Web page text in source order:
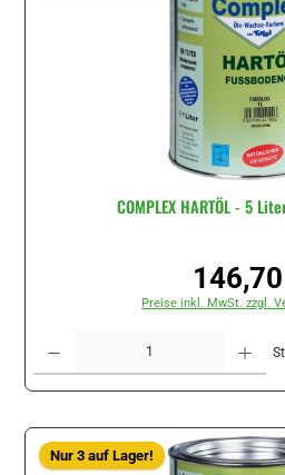
COMPLEX HARTÖL - 5
Regulärer
Preise inkl. MwSt. zzgl.
Nur 3 auf Lager!